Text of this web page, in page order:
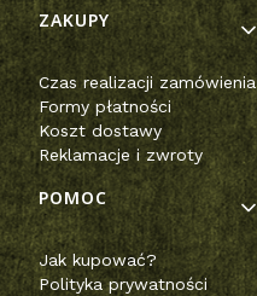
Linki w stopce
ZAKUPY
Czas realizacji zamówienia
Formy płatności
Koszt dostawy
Reklamacje i zwroty
POMOC
Jak kupować?
Polityka prywatności